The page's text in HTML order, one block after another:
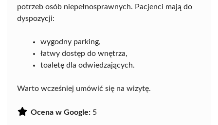
potrzeb osób niepełnosprawnych. Pacjenci mają do
dyspozycji:
wygodny parking,
łatwy dostęp do wnętrza,
toaletę dla odwiedzających.
Warto wcześniej umówić się na wizytę.
Ocena w Google: 5